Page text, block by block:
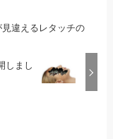
違えるレタッチの
しまし